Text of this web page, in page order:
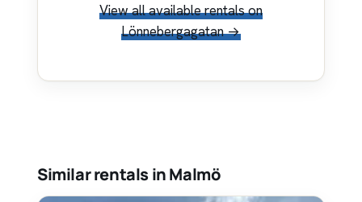
View all available rentals on
Lönnebergagatan →
Similar rentals in Malmö